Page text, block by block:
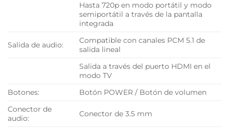
Hasta 720p en modo portátil y modo
semiportátil a través de la pantalla
integrada
Salida de audio:
Compatible con canales PCM 5.1 de
salida lineal
Salida a través del puerto HDMI en el
modo TV
Botones:
Botón POWER / Botón de volumen
Conector de
audio:
Conector de 3.5 mm